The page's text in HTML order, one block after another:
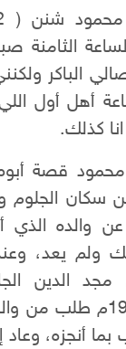
الثامنة
الباكر
أهل أول اللي
كذلك.
قصة أبوه
سكان الجلوم
والده الذي
ولم يعد،
الدين
السبيل عام 1950م
أنجزه، وعاد